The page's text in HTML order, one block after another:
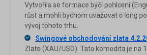
Vytvořila se formace býčí pohlcení
růst a mohli bychom uvažovat o long
vývoj tohoto trhu.
Swingové obchodování zlata
Zlato (XAU/USD): Tato komodita je na